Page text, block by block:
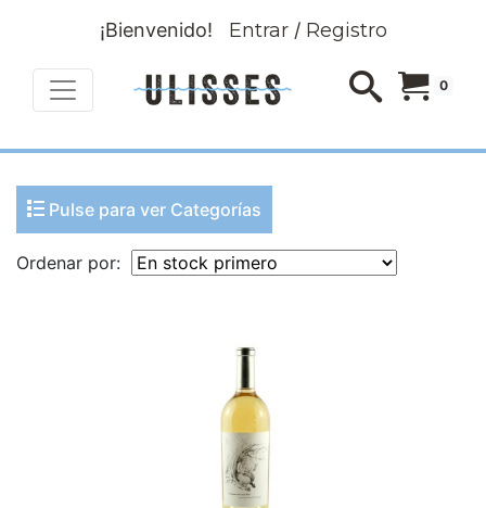
¡Bienvenido! Entrar/ Registro
0
Pulse para ver Categorías
Ordenar por: